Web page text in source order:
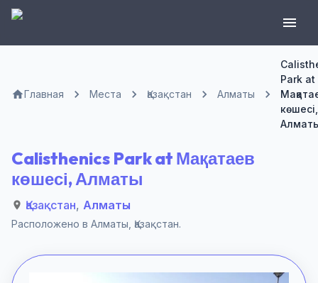
Главная Места Қазақстан Алматы
Park at
көшесі,
Calisthenics Park at Мақатаев
көшесі, Алматы
Қазақстан, Алматы
Расположено в Алматы Қазақстан.